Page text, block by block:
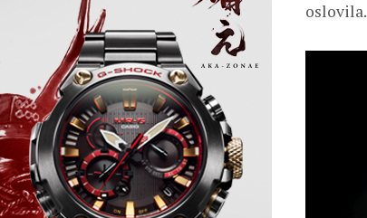
oslovila.